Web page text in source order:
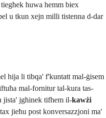
huwa hemm biex
u tkun xejn milli tistenna d-dar
hija li tibqa' f'kuntatt mal-ġisem
mal-fornitur tal-kura tas-
jista' jgħinek tifhem il-kawżi
jieħu post konversazzjoni ma'